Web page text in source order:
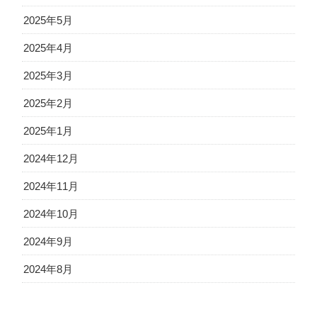
2025年5月
2025年4月
2025年3月
2025年2月
2025年1月
2024年12月
2024年11月
2024年10月
2024年9月
2024年8月